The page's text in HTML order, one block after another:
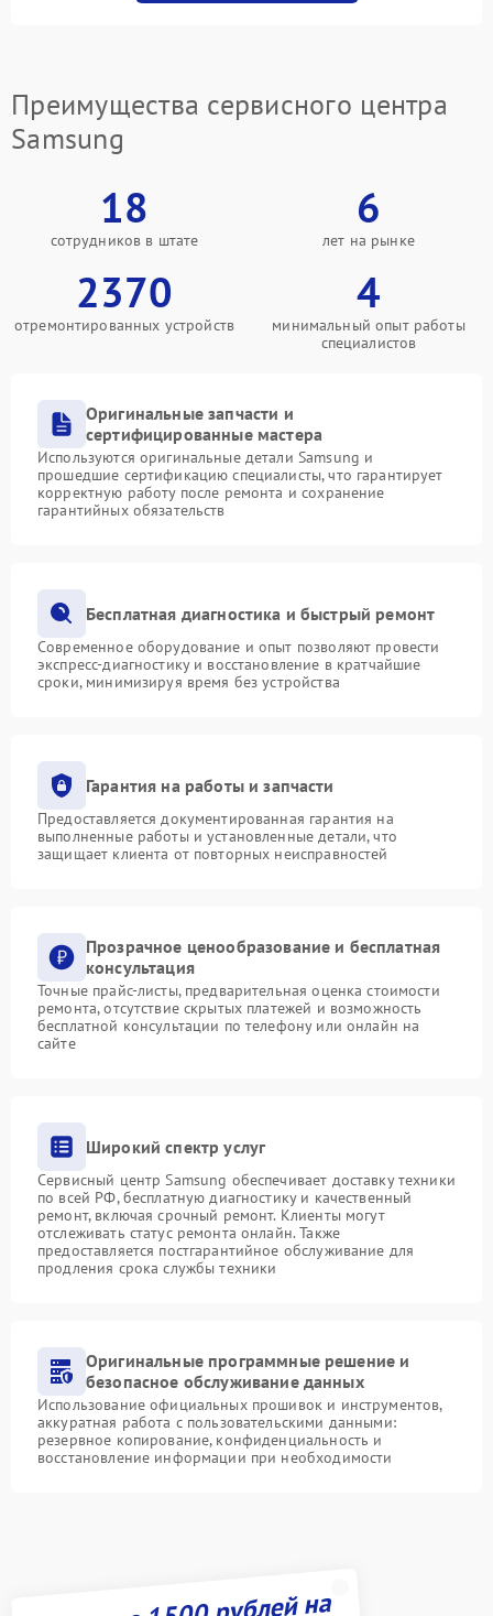
Преимущества сервисного центра
Samsung
18
сотрудников в штате
6
лет на рынке
2370
отремонтированных устройств
4
минимальный опыт работы
специалистов
Оригинальные запчасти и
сертифицированные мастера
Используются оригинальные детали Samsung и
прошедшие сертификацию специалисты, что гарантирует
корректную работу после ремонта и сохранение
гарантийных обязательств
Бесплатная диагностика и быстрый ремонт
Современное оборудование и опыт позволяют провести
экспресс-диагностику и восстановление в кратчайшие
сроки, минимизируя время без устройства
Гарантия на работы и запчасти
Предоставляется документированная гарантия на
выполненные работы и установленные детали, что
защищает клиента от повторных неисправностей
Прозрачное ценообразование и бесплатная
консультация
Точные прайс-листы, предварительная оценка стоимости
ремонта, отсутствие скрытых платежей и возможность
бесплатной консультации по телефону или онлайн на
сайте
Широкий спектр услуг
Сервисный центр Samsung обеспечивает доставку техники
по всей РФ, бесплатную диагностику и качественный
ремонт, включая срочный ремонт. Клиенты могут
отслеживать статус ремонта онлайн. Также
предоставляется постгарантийное обслуживание для
продления срока службы техники
Оригинальные программные решение и
безопасное обслуживание данных
Использование официальных прошивок и инструментов,
аккуратная работа с пользовательскими данными:
резервное копирование, конфиденциальность и
восстановление информации при необходимости